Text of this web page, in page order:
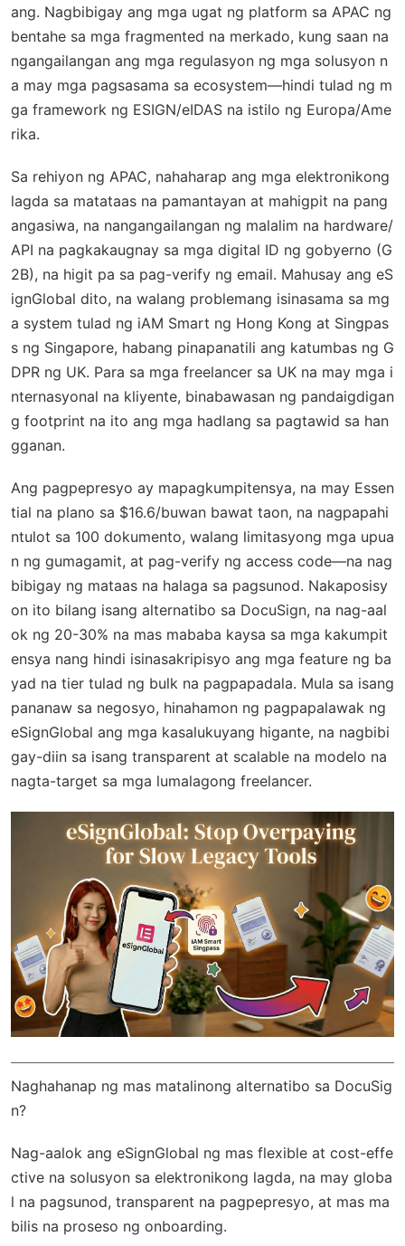
ang. Nagbibigay ang mga ugat ng platform sa APAC ng
bentahe sa mga fragmented na merkado, kung saan na
ngangailangan ang mga regulasyon ng mga solusyon n
a may mga pagsasama sa ecosystem—hindi tulad ng m
ga framework ng ESIGN/eIDAS na istilo ng Europa/Ame
rika.
Sa rehiyon ng APAC, nahaharap ang mga elektronikong
lagda sa matataas na pamantayan at mahigpit na pang
angasiwa, na nangangailangan ng malalim na hardware/
API na pagkakaugnay sa mga digital ID ng gobyerno (G
2B), na higit pa sa pag-verify ng email. Mahusay ang eS
ignGlobal dito, na walang problemang isinasama sa mg
a system tulad ng iAM Smart ng Hong Kong at Singpas
s ng Singapore, habang pinapanatili ang katumbas ng G
DPR ng UK. Para sa mga freelancer sa UK na may mga i
nternasyonal na kliyente, binabawasan ng pandaigdigan
g footprint na ito ang mga hadlang sa pagtawid sa han
gganan.
Ang pagpepresyo ay mapagkumpitensya, na may Essen
tial na plano sa $16.6/buwan bawat taon, na nagpapahi
ntulot sa 100 dokumento, walang limitasyong mga upua
n ng gumagamit, at pag-verify ng access code—na nag
bibigay ng mataas na halaga sa pagsunod. Nakaposisy
on ito bilang isang alternatibo sa DocuSign, na nag-aal
ok ng 20-30% na mas mababa kaysa sa mga kakumpit
ensya nang hindi isinasakripisyo ang mga feature ng ba
yad na tier tulad ng bulk na pagpapadala. Mula sa isang
pananaw sa negosyo, hinahamon ng pagpapalawak ng
eSignGlobal ang mga kasalukuyang higante, na nagbibi
gay-diin sa isang transparent at scalable na modelo na
nagta-target sa mga lumalagong freelancer.
Naghahanap ng mas matalinong alternatibo sa DocuSig
n?
Nag-aalok ang eSignGlobal ng mas flexible at cost-effe
ctive na solusyon sa elektronikong lagda, na may globa
l na pagsunod, transparent na pagpepresyo, at mas ma
bilis na proseso ng onboarding.